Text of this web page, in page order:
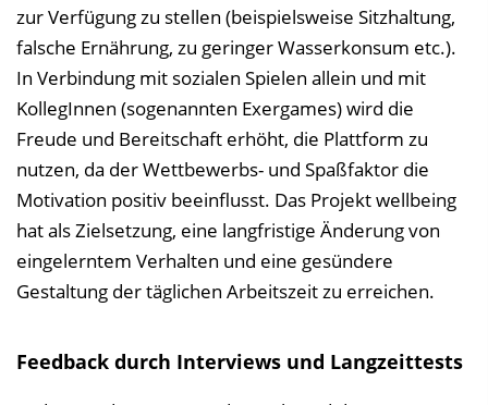
zur Verfügung zu stellen (beispielsweise Sitzhaltung,
falsche Ernährung, zu geringer Wasserkonsum etc.).
In Verbindung mit sozialen Spielen allein und mit
KollegInnen (sogenannten Exergames) wird die
Freude und Bereitschaft erhöht, die Plattform zu
nutzen, da der Wettbewerbs- und Spaßfaktor die
Motivation positiv beeinflusst. Das Projekt wellbeing
hat als Zielsetzung, eine langfristige Änderung von
eingelerntem Verhalten und eine gesündere
Gestaltung der täglichen Arbeitszeit zu erreichen.
Feedback durch Interviews und Langzeittests